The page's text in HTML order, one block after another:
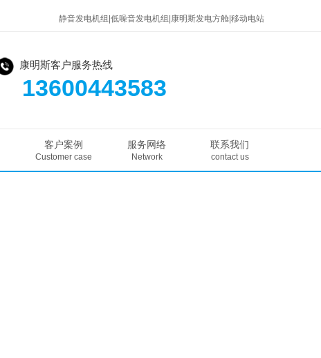
静音发电机组|低噪音发电机组|康明斯发电方舱|移动电站
康明斯客户服务热线
13600443583
客户案例
Customer case
服务网络
Network
联系我们
contact us